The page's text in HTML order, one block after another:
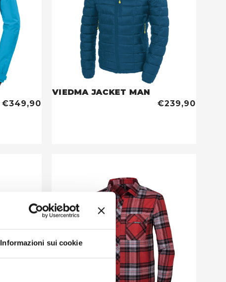
Informazioni sui cookie
€349,90
VIEDMA JACKET MAN
€239,90